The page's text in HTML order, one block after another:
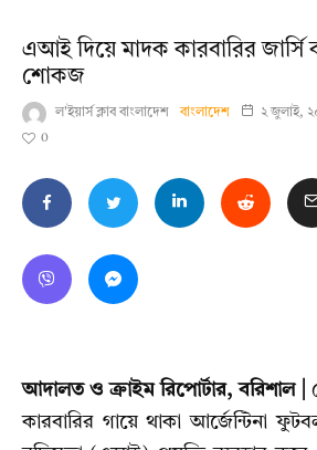
এআই দিয়ে মাদক কারবারির
শোকজ
ল'ইয়ার্স ক্লাব বাংলাদেশ বাংলাদেশ ২ জুলাই,
0
আদালত ও ক্রাইম রিপোর্টার, বরিশাল |
কারবারির গায়ে থাকা আর্জেন্টিনা